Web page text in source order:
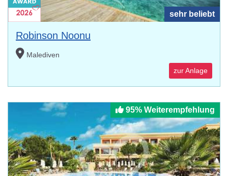
sehr beliebt
Robinson Noonu
Malediven
zur Anlage
95% Weiterempfehlung